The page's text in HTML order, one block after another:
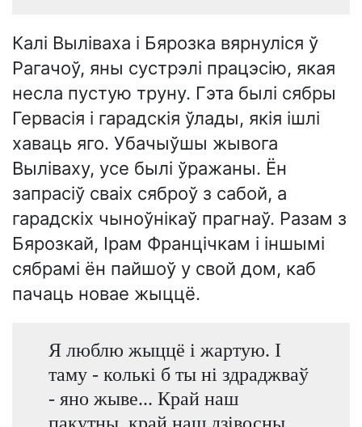
Калі Выліваха і Бярозка вярнуліся ў
Рагачоў, яны сустрэлі працэсію, якая
несла пустую труну. Гэта былі сябры
Гервасія і гарадскія ўлады, якія ішлі
хаваць яго. Убачыўшы жывога
Выліваху, усе былі ўражаны. Ён
запрасіў сваіх сяброў з сабой, а
гарадскіх чыноўнікаў прагнаў. Разам з
Бярозкай, Ірам Францічкам і іншымі
сябрамі ён пайшоў у свой дом, каб
пачаць новае жыццё.
Я люблю жыццё і жартую. І
таму - колькі б ты ні здраджваў
- яно жыве... Край наш
пакутны, край наш дзівосны,